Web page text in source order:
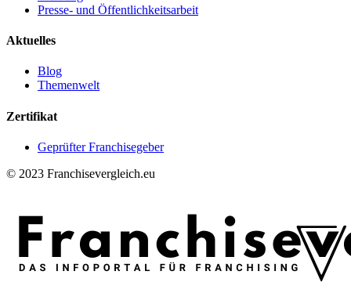
Presse- und Öffentlichkeitsarbeit
Aktuelles
Blog
Themenwelt
Zertifikat
Geprüfter Franchisegeber
© 2023 Franchisevergleich.eu